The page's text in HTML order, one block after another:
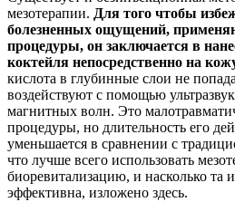
мезотерапии. Для того чтобы
болезненных ощущений,
процедуры, он заключается в
коктейля непосредственно на
кислота в глубинные слои не
воздействуют с помощью
магнитных волн. Это
процедуры, но длительность его
уменьшается в сравнении с
что лучше всего использовать
биоревитализацию, и насколько та
эффективна, изложено здесь.